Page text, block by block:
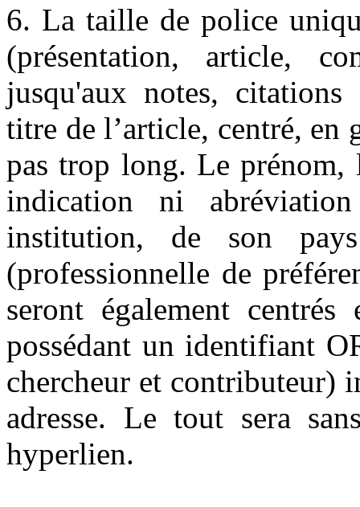
6. La taille de police
(présentation, article,
jusqu'aux notes,
titre de l’article, centré, en
pas trop long. Le prénom,
indication ni
institution, de son
(professionnelle de
seront également centrés
possédant un identifiant
chercheur et contributeur)
adresse. Le tout sera
hyperlien.